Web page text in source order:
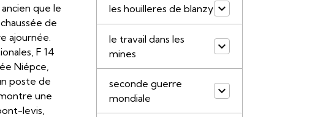
que le
de
ajournée.
F 14
Niépce,
poste de
une
levis,
les houilleres de blanzy
le travail dans les
mines
seconde guerre
mondiale